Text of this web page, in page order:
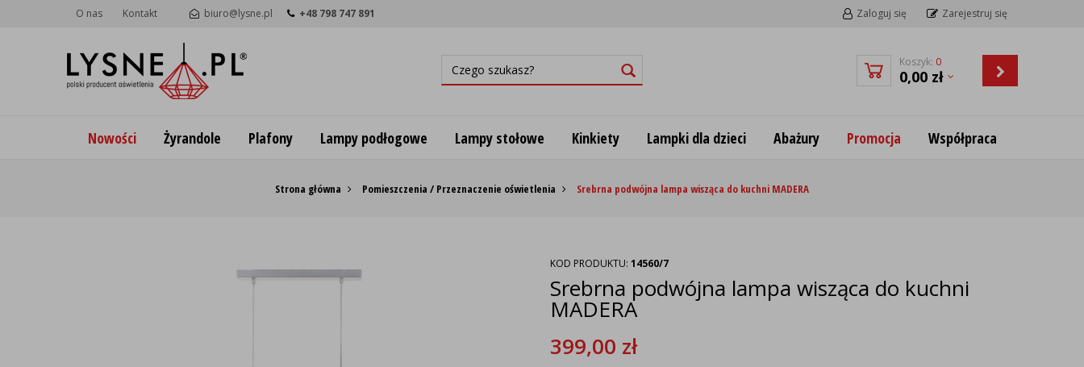
O nas Kontakt biuro@lysne.pl +48 798 747 891 Zaloguj się Zarejestruj się
Koszyk: 0
0,00 zł
Nowości Żyrandole Plafony Lampy podłogowe Lampy stołowe Kinkiety Lampki dla dzieci Abażury Promocja Współpraca
Strona główna Pomieszczenia / Przeznaczenie oświetlenia Srebrna podwójna lampa wisząca do kuchni MADERA
KOD PRODUKTU: 14560/7
Srebrna podwójna lampa wisząca do kuchni
MADERA
399,00 zł